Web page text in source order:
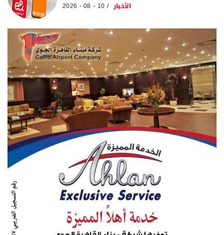
الأخبار 10 - 08 - 2026